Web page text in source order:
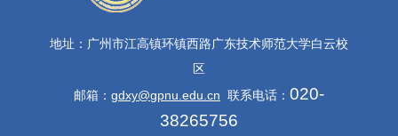
地址：广州市江高镇环镇西路广东技术师范大学白云校
区
邮箱： gdxy@gpnu.edu.cn 联系电话： 020-
38265756